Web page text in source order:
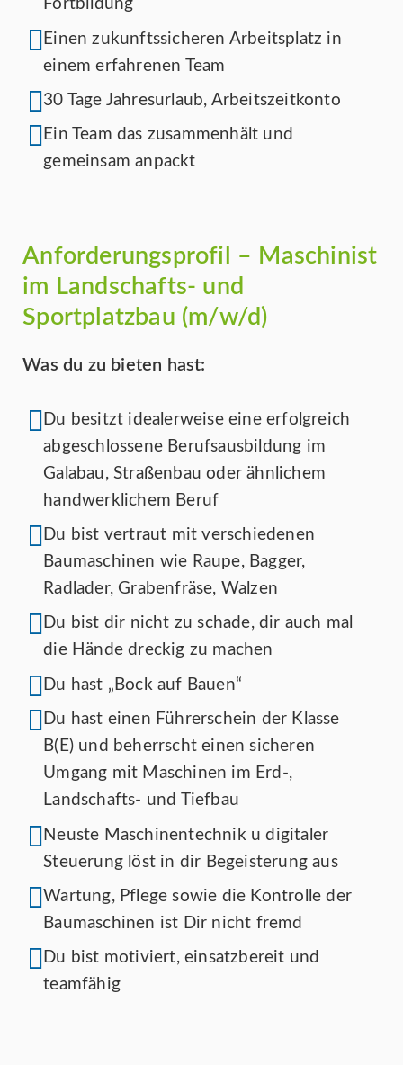
Fortbildung
Einen zukunftssicheren Arbeitsplatz in
einem erfahrenen Team
30 Tage Jahresurlaub, Arbeitszeitkonto
Ein Team das zusammenhält und
gemeinsam anpackt
Anforderungsprofil – Maschinist
im Landschafts- und
Sportplatzbau (m/w/d)
Was du zu bieten hast:
Du besitzt idealerweise eine erfolgreich
abgeschlossene Berufsausbildung im
Galabau, Straßenbau oder ähnlichem
handwerklichem Beruf
Du bist vertraut mit verschiedenen
Baumaschinen wie Raupe, Bagger,
Radlader, Grabenfräse, Walzen
Du bist dir nicht zu schade, dir auch mal
die Hände dreckig zu machen
Du hast „Bock auf Bauen“
Du hast einen Führerschein der Klasse
B(E) und beherrscht einen sicheren
Umgang mit Maschinen im Erd-,
Landschafts- und Tiefbau
Neuste Maschinentechnik u digitaler
Steuerung löst in dir Begeisterung aus
Wartung, Pflege sowie die Kontrolle der
Baumaschinen ist Dir nicht fremd
Du bist motiviert, einsatzbereit und
teamfähig